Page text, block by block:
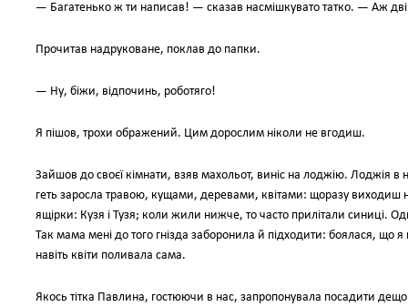
— Багатенько ж ти написав! — сказав насмішкувато татко. — Аж дві
Прочитав надруковане, поклав до папки.
— Ну, біжи, відпочинь, роботяго!
Я пішов, трохи ображений. Цим дорослим ніколи не вгодиш.
Зайшов до своєї кімнати, взяв махольот, виніс на лоджію. Лоджія в
геть заросла травою, кущами, деревами, квітами: щоразу виходиш
ящірки: Кузя і Тузя; коли жили нижче, то часто прилітали синиці.
Так мама мені до того гнізда заборонила й підходити: боялася,
навіть квіти поливала сама.
Якось тітка Павлина, гостюючи в нас, запропонувала посадити